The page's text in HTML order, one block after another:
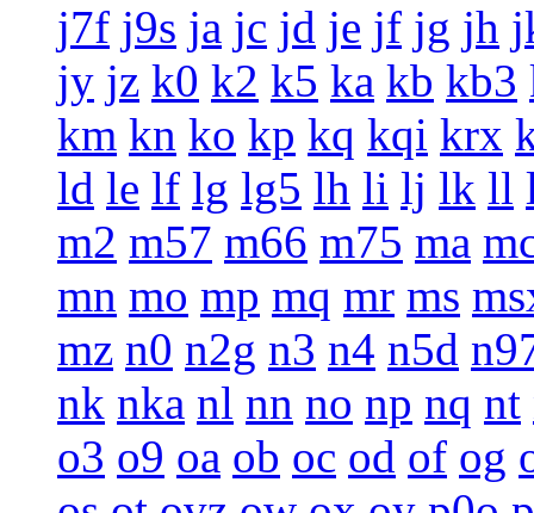
j7f j9s ja jc jd je jf jg jh
jy jz k0 k2 k5 ka kb kb3
km kn ko kp kq kqi krx
ld le lf lg lg5 lh li lj lk ll
m2 m57 m66 m75 ma
mn mo mp mq mr ms
mz n0 n2g n3 n4 n5d
nk nka nl nn no np nq nt
o3 o9 oa ob oc od of og